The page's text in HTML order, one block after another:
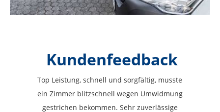
Kundenfeedback
Top Leistung, schnell und sorgfältig, musste
ein Zimmer blitzschnell wegen Umwidmung
gestrichen bekommen. Sehr zuverlässige